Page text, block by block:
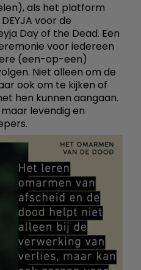
als het platform
voor de
Day of the Dead. Een
voor iedereen
(een-op-een)
Niet alleen om de
ook om te kijken of
hen kunnen aangaan.
levendig en